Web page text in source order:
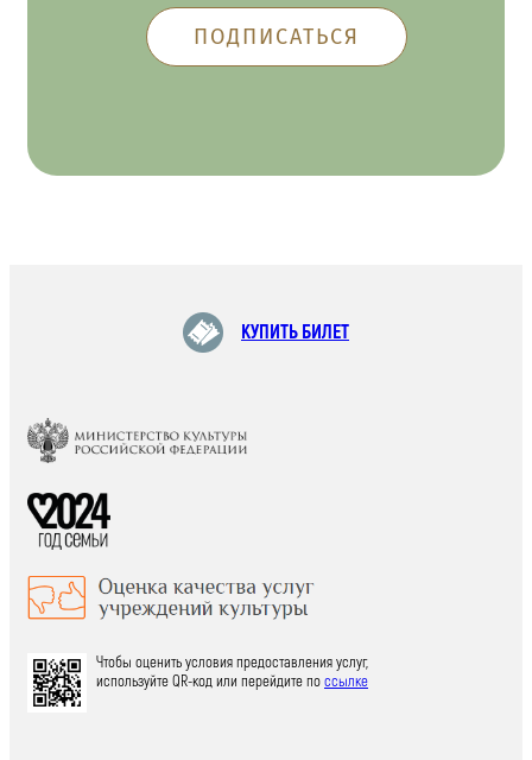
КУПИТЬ БИЛЕТ
Чтобы оценить условия предоставления услуг,
используйте QR-код или перейдите поссылке